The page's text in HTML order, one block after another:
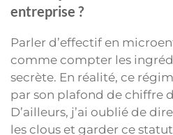
entreprise ?
Parler d’effectif en
comme compter les
secrète. En réalité, ce
par son plafond de chiffre
D’ailleurs, j’ai oublié de
les clous et garder ce